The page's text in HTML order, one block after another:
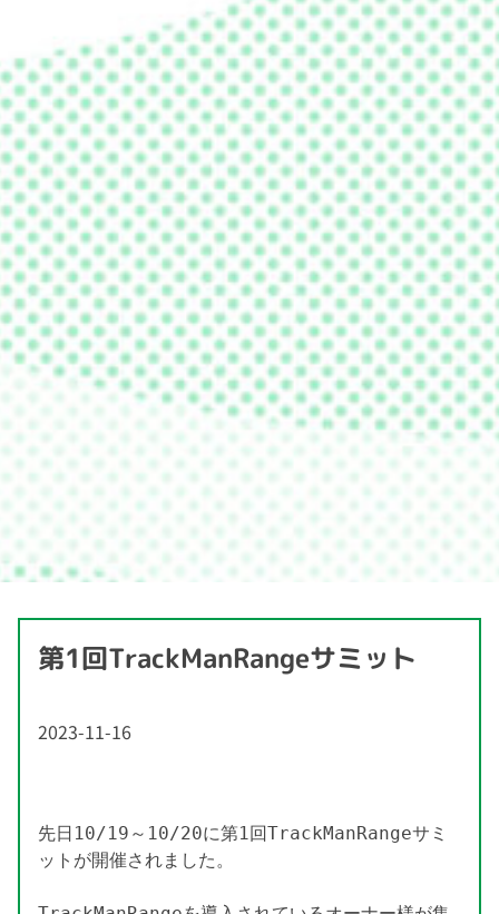
第1回TrackManRangeサミット
2023-11-16
先日10/19～10/20に第1回TrackManRangeサミ
ットが開催されました。